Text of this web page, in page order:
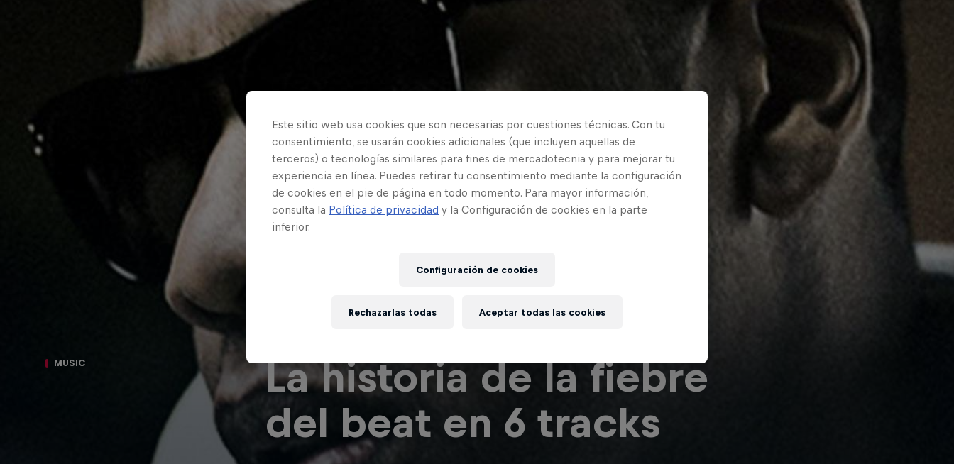
MUSIC
La historia de la fiebre
del beat en 6 tracks
Este sitio web usa cookies que son necesarias por cuestiones técnicas. Con tu
consentimiento, se usarán cookies adicionales (que incluyen aquellas de
terceros) o tecnologías similares para fines de mercadotecnia y para mejorar tu
experiencia en línea. Puedes retirar tu consentimiento mediante la configuración
de cookies en el pie de página en todo momento. Para mayor información,
consulta la Política de privacidad y la Configuración de cookies en la parte
inferior.
Configuración de cookies
Rechazarlas todas Aceptar todas las cookies